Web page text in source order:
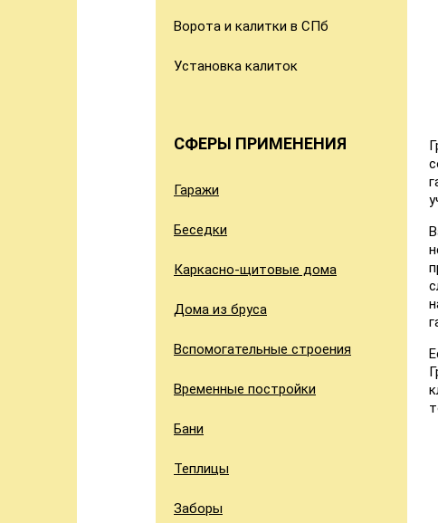
Ворота и калитки в СПб
Установка калиток
СФЕРЫ ПРИМЕНЕНИЯ
Гаражи
Беседки
Каркасно-щитовые дома
Дома из бруса
Вспомогательные строения
Временные постройки
Бани
Теплицы
Заборы